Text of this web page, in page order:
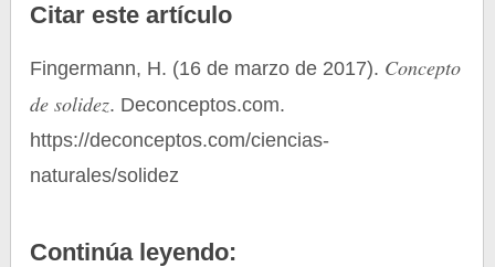
Citar este artículo
Fingermann, H. (16 de marzo de 2017). Concepto
de solidez. Deconceptos.com.
https://deconceptos.com/ciencias-
naturales/solidez
Continúa leyendo: